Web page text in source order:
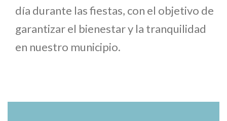
día durante las fiestas, con el objetivo de
garantizar el bienestar y la tranquilidad
en nuestro municipio.